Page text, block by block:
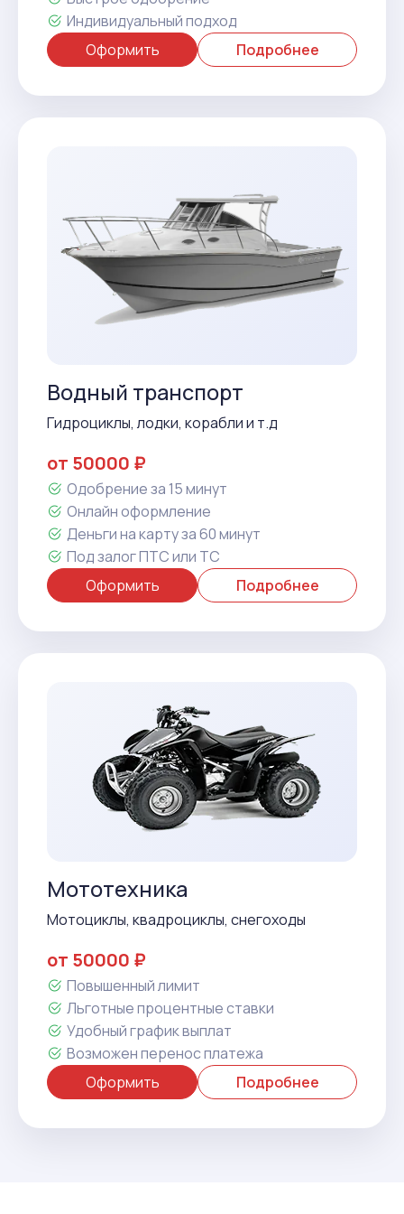
Индивидуальный подход
Оформить
Подробнее
Водный транспорт
Гидроциклы, лодки, корабли и т.д
от 50000 ₽
Одобрение за 15 минут
Онлайн оформление
Деньги на карту за 60 минут
Под залог ПТС или ТС
Оформить
Подробнее
Мототехника
Мотоциклы, квадроциклы, снегоходы
от 50000 ₽
Повышенный лимит
Льготные процентные ставки
Удобный график выплат
Возможен перенос платежа
Оформить
Подробнее